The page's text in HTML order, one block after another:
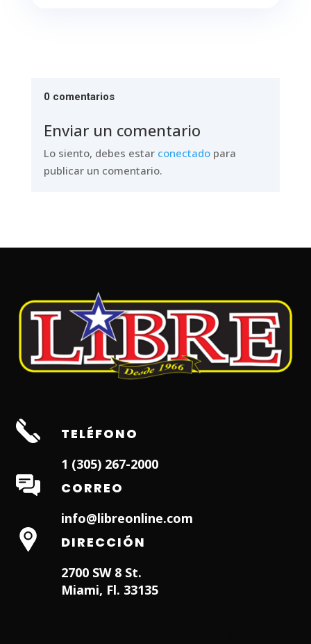
0 comentarios
Enviar un comentario
Lo siento, debes estar conectadopara
publicar un comentario.
TELÉFONO
1 (305) 267-2000
CORREO
info@libreonline.com
DIRECCIÓN
2700 SW 8 St.
Miami, Fl. 33135